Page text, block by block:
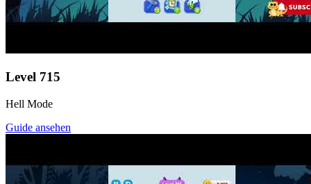
Level 715
Hell Mode
Guide ansehen